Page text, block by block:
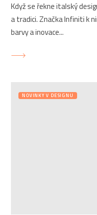
Když se řekne italský
a tradici. Značka Infiniti k
barvy a inovace...
NOVINKY V DESIGNU